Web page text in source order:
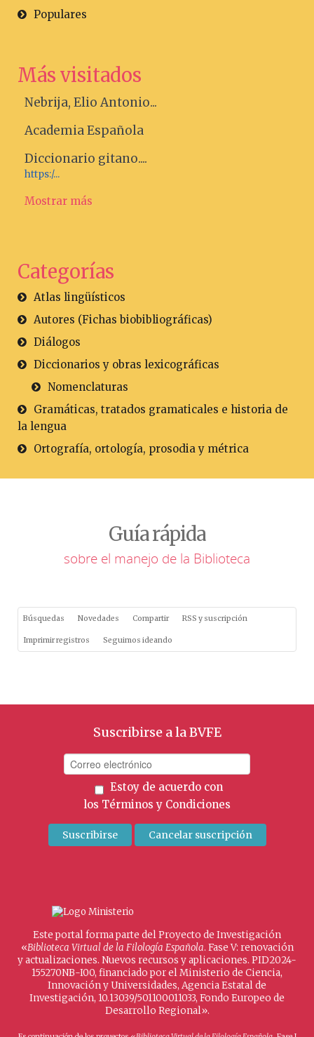
Populares
Más visitados
Nebrija, Elio Antonio...
Academia Española
Diccionario gitano....
https:/...
Mostrar más
Categorías
Atlas lingüísticos
Autores (Fichas biobibliográficas)
Diálogos
Diccionarios y obras lexicográficas
Nomenclaturas
Gramáticas, tratados gramaticales e historia de
la lengua
Ortografía, ortología, prosodia y métrica
Guía rápida
sobre el manejo de la Biblioteca
Búsquedas Novedades Compartir RSS y suscripción
Imprimir registros Seguimos ideando
Suscribirse a la BVFE
Estoy de acuerdo con
los Términos y Condiciones
Este portal forma parte del Proyecto de Investigación
«Biblioteca Virtual de la Filología Española. Fase V: renovación
y actualizaciones. Nuevos recursos y aplicaciones. PID2024-
155270NB-I00, financiado por el Ministerio de Ciencia,
Innovación y Universidades, Agencia Estatal de
Investigación, 10.13039/501100011033, Fondo Europeo de
Desarrollo Regional».